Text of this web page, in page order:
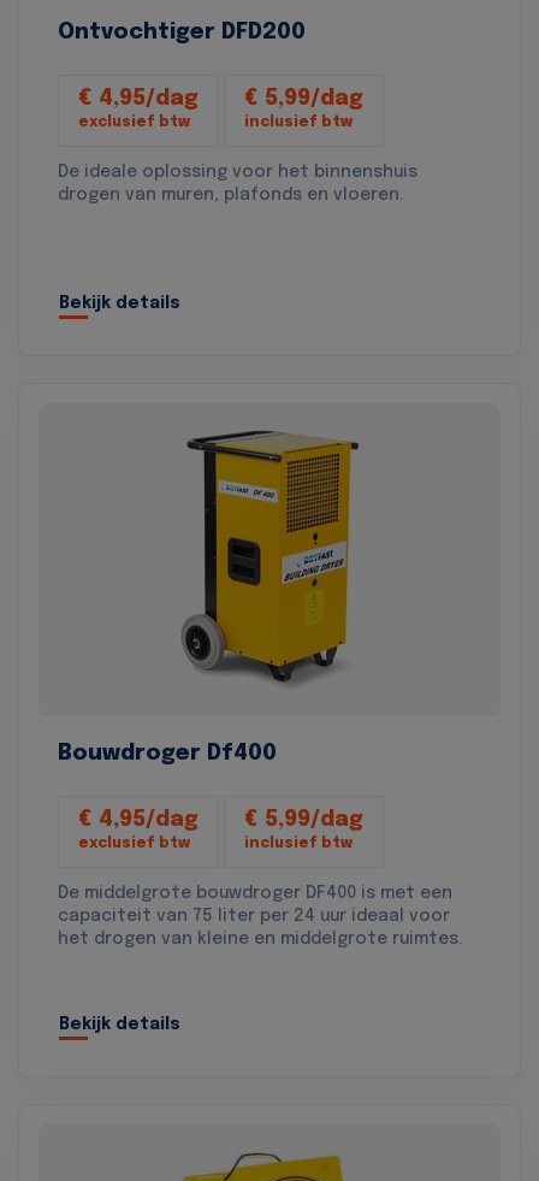
Ontvochtiger DFD200
€ 4,95/dag
exclusief btw
€ 5,99/dag
inclusief btw
De ideale oplossing voor het binnenshuis
drogen van muren, plafonds en vloeren.
Bekijk details
Bouwdroger Df400
€ 4,95/dag
exclusief btw
€ 5,99/dag
inclusief btw
De middelgrote bouwdroger DF400 is met een
capaciteit van 75 liter per 24 uur ideaal voor
het drogen van kleine en middelgrote ruimtes.
Bekijk details